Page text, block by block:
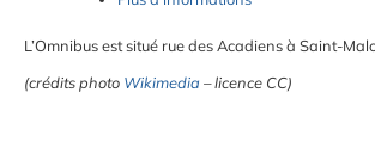
L’Omnibus est situé rue des Acadiens à Saint-
(crédits photo Wikimedia – licence CC)